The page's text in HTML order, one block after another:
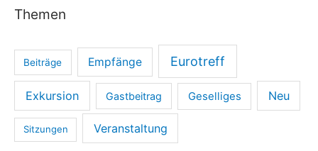
Themen
Beiträge Empfänge Eurotreff
Exkursion Gastbeitrag Geselliges Neu
Sitzungen Veranstaltung